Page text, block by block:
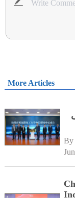
More Articles
By